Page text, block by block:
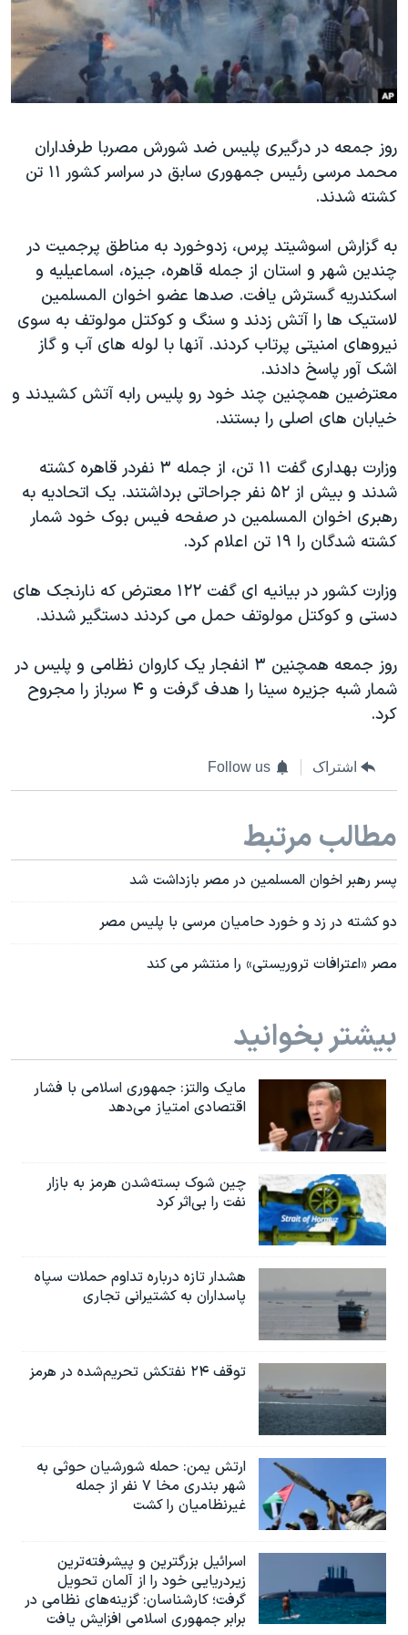
فرهنگ و زندگی
حقوق شهروندی
اقتصادی
اسرائیل در جنگ
گالری عکس
مستندها
انتخابات ریاست جمهوری آمریکا ۲۰۲۴
حمله جمهوری اسلامی به اسرائیل
ورزش زنان در ایران
اعتراضات زن، زندگی، آزادی
تریبونال مردمی آبان ۹۸
دادگاه حمید نوری
چهل سال گروگان‌گیری
قانون شفافیت دارائی کادر رهبری ایران
اعتراضات مردمی آبان ۹۸
اسرائیل در جنگ
همایش محافظه‌کاران آمریکا «سی‌پک»
صفحه‌های ویژه
سفر پرزیدنت ترامپ به چین
دنبال کنید
زبانهای مختلف
روز جمعه در درگیری پلیس ضد شورش مصربا طرفداران
محمد مرسی رئیس جمهوری سابق در سراسر کشور ۱۱ تن
کشته شدند.
به گزارش اسوشیتد پرس، زدوخورد به مناطق پرجمیت در
چندین شهر و استان از جمله قاهره، جیزه، اسماعیلیه و
اسکندریه گسترش یافت. صدها عضو اخوان المسلمین
لاستیک ها را آتش زدند و سنگ و کوکتل مولوتف به سوی
نیروهای امنیتی پرتاب کردند. آنها با لوله های آب و گاز
اشک آور پاسخ دادند.
معترضین همچنین چند خود رو پلیس رابه آتش کشیدند و
خیابان های اصلی را بستند.
وزارت بهداری گفت ۱۱ تن، از جمله ۳ نفردر قاهره کشته
شدند و بیش از ۵۲ نفر جراحاتی برداشتند. یک اتحادیه به
رهبری اخوان المسلمین در صفحه فیس بوک خود شمار
کشته شدگان را ۱۹ تن اعلام کرد.
وزارت کشور در بیانیه ای گفت ۱۲۲ معترض که نارنجک های
دستی و کوکتل مولوتف حمل می کردند دستگیر شدند.
روز جمعه همچنین ۳ انفجار یک کاروان نظامی و پلیس در
شمار شبه جزیره سینا را هدف گرفت و ۴ سرباز را مجروح
کرد.
اشتراک Follow us
مطالب مرتبط
پسر رهبر اخوان المسلمین در مصر بازداشت شد
دو کشته در زد و خورد حامیان مرسی با پلیس مصر
مصر «اعترافات تروریستی» را منتشر می کند
بیشتر بخوانید
مایک والتز: جمهوری اسلامی با فشار
اقتصادی امتیاز می‌دهد
چین شوک بسته‌شدن هرمز به بازار
نفت را بی‌اثر کرد
هشدار تازه درباره تداوم حملات سپاه
پاسداران به کشتیرانی تجاری
توقف ۲۴ نفتکش تحریم‌شده در هرمز
ارتش یمن: حمله شورشیان حوثی به
شهر بندری مخا ۷ نفر از جمله
غیرنظامیان را کشت
اسرائيل بزرگترین و پیشرفته‌ترین
زیردریایی خود را از آلمان تحویل
گرفت؛ کارشناسان: گزینه‌های نظامی در
برابر جمهوری اسلامی افزایش یافت